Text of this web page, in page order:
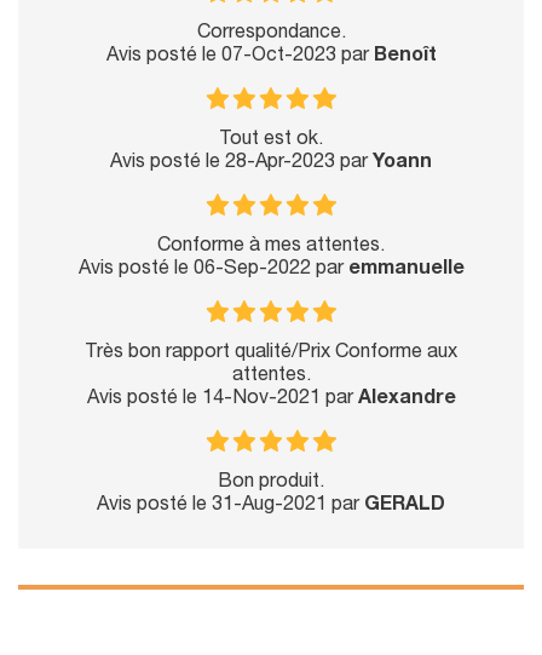
Correspondance.
Avis posté le 07-Oct-2023 par Benoît
Tout est ok.
Avis posté le 28-Apr-2023 par Yoann
Conforme à mes attentes.
Avis posté le 06-Sep-2022 par emmanuelle
Très bon rapport qualité/Prix Conforme aux
attentes.
Avis posté le 14-Nov-2021 parAlexandre
Bon produit.
Avis posté le 31-Aug-2021 par GERALD